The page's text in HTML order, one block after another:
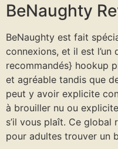
BeNaughty
BeNaughty est fait
connexions, et il est l’un
recommandés} hookup
et agréable tandis que
peut y avoir explicite
à brouiller nu ou
s’il vous plaît. Ce global
pour adultes trouver un